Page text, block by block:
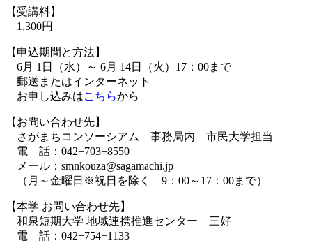
【受講料】
1,300円
【申込期間と方法】
6月 1日（水）～ 6月 14日（火）17：00まで
郵送またはインターネット
お申し込みはこちらから
【お問い合わせ先】
さがまちコンソーシアム 事務局内 市民大学担当
電 話：042−703−8550
メール：smnkouza@sagamachi.jp
（月～金曜日※祝日を除く 9：00～17：00まで）
【本学 お問い合わせ先】
和泉短期大学 地域連携推進センター 三好
電 話：042−754−1133